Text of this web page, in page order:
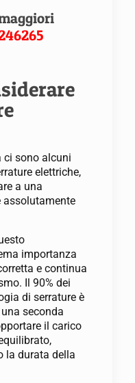
ci sono alcuni
elettriche,
a una
assolutamente
importanza
e continua
Il 90% dei
di serrature è
seconda
il carico
la durata della